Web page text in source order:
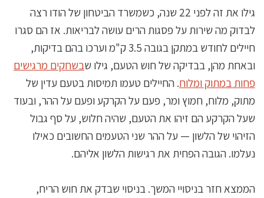
גילו את זה לפני 22 שנה, כשמשרד הביטחון של הודו רצה
לבדוק מה שירות על פסגות הרים עושה לבריאות. אז הם סגרו
חיילים לחודש במתקן בגובה 3.5 ק"מ וערכו בהם בדיקות,
ובאחת מהן, בבדיקה של חוש הטעם, גילו שבשחקים מרגישים
פחות במתוק ומלוח. החיילים טעמו תמיסות בטעם עדין של
מתוק, מלוח, חמוץ ומר, פעם על הקרקע ופעם על ההר, ובעוד
שעל הקרקע הם זיהו את הטעם, שהיה חלוש, על סף גבול
הזיהוי של הלשון — על ההר שני הטעמים החשובים כאילו
נעלמו. הגובה הפחית את רגישות הלשון אליהם.
הממצא חזר בניסויי המשך. בניסוי שבדק את חוש הריח,